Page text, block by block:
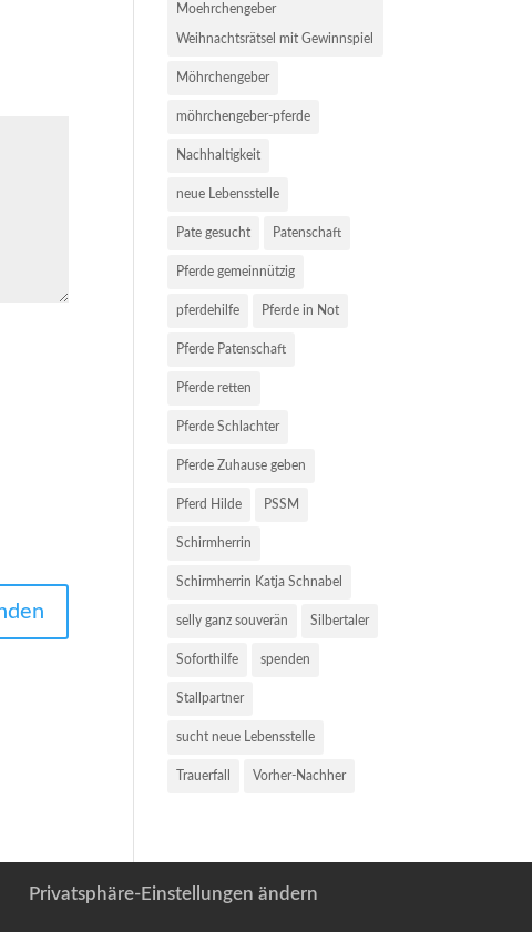
Moehrchengeber
Weihnachtsrätsel mit Gewinnspiel
Möhrchengeber
möhrchengeber-pferde
Nachhaltigkeit
neue Lebensstelle
Pate gesucht Patenschaft
Pferde gemeinnützig
pferdehilfe Pferde in Not
Pferde Patenschaft
Pferde retten
Pferde Schlachter
Pferde Zuhause geben
Pferd Hilde PSSM
Schirmherrin
Schirmherrin Katja Schnabel
selly ganz souverän Silbertaler
Soforthilfe spenden
Stallpartner
sucht neue Lebensstelle
Trauerfall Vorher-Nachher
Privatsphäre-Einstellungen ändern